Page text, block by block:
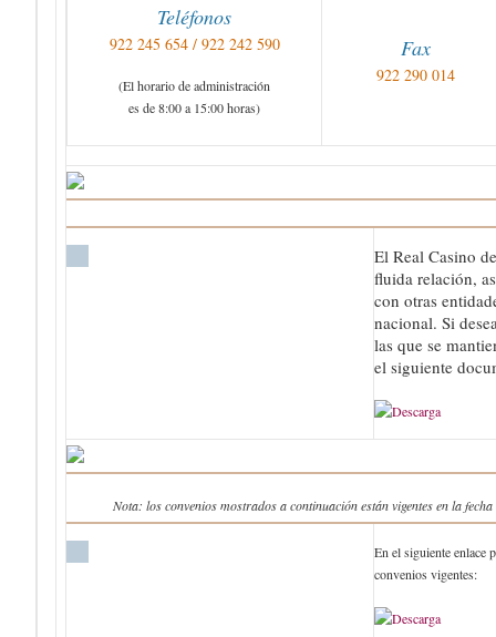
Teléfonos
922 245 654 / 922 242 590
(El horario de administración
es de 8:00 a 15:00 horas)
Fax
922 290 014
El Real Casino
fluida relación,
con otras
nacional. Si
las que se
el siguiente
Nota: los convenios mostrados a continuación están vigentes en la
En el siguiente enlace
convenios vigentes: